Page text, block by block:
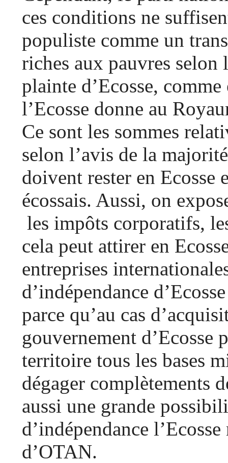
ces conditions ne
populiste comme un
riches aux pauvres
plainte d’Ecosse,
l’Ecosse donne au
Ce sont les sommes
selon l’avis de la
doivent rester en
écossais. Aussi, on
les impôts corporatifs,
cela peut attirer en
entreprises
d’indépendance
parce qu’au cas
gouvernement d’Ecosse
territoire tous les bases
dégager complètements
aussi une grande
d’indépendance
d’OTAN.